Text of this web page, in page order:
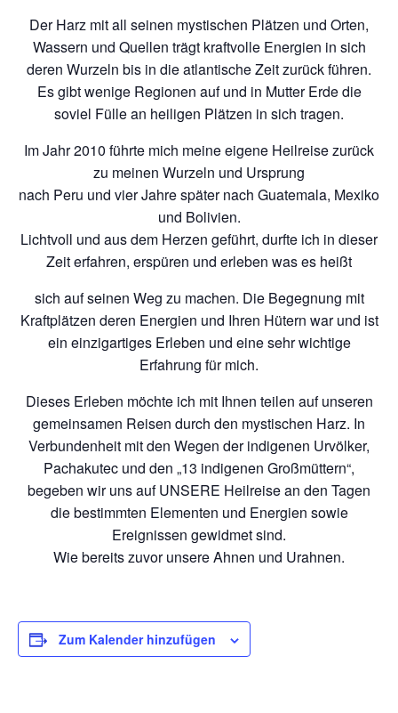
Der Harz mit all seinen mystischen Plätzen und Orten,
Wassern und Quellen trägt kraftvolle Energien in sich
deren Wurzeln bis in die atlantische Zeit zurück führen.
Es gibt wenige Regionen auf und in Mutter Erde die
soviel Fülle an heiligen Plätzen in sich tragen.
Im Jahr 2010 führte mich meine eigene Heilreise zurück
zu meinen Wurzeln und Ursprung
nach Peru und vier Jahre später nach Guatemala, Mexiko
und Bolivien.
Lichtvoll und aus dem Herzen geführt, durfte ich in dieser
Zeit erfahren, erspüren und erleben was es heißt
sich auf seinen Weg zu machen. Die Begegnung mit
Kraftplätzen deren Energien und Ihren Hütern war und ist
ein einzigartiges Erleben und eine sehr wichtige
Erfahrung für mich.
Dieses Erleben möchte ich mit Ihnen teilen auf unseren
gemeinsamen Reisen durch den mystischen Harz. In
Verbundenheit mit den Wegen der indigenen Urvölker,
Pachakutec und den „13 indigenen Großmüttern“,
begeben wir uns auf UNSERE Heilreise an den Tagen
die bestimmten Elementen und Energien sowie
Ereignissen gewidmet sind.
Wie bereits zuvor unsere Ahnen und Urahnen.
Zum Kalender hinzufügen